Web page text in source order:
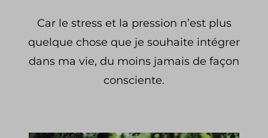
CONTACT
Car le stress et la pression n’est plus
quelque chose que je souhaite intégrer
dans ma vie, du moins jamais de façon
consciente.